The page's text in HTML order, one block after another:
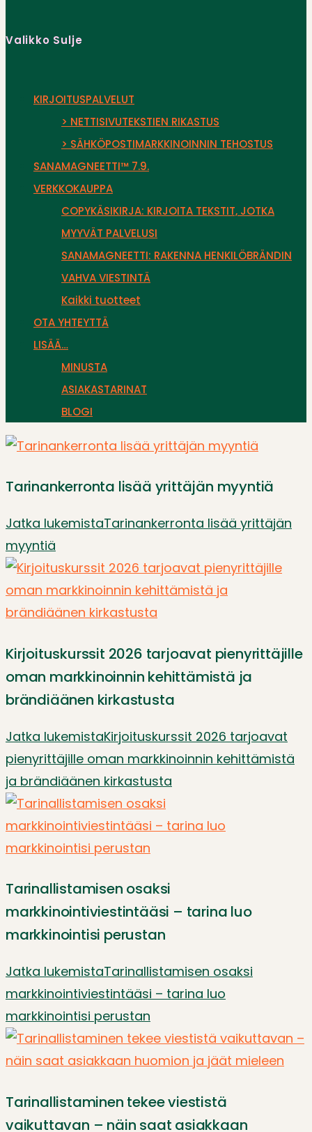
Valikko Sulje
KIRJOITUSPALVELUT
> NETTISIVUTEKSTIEN RIKASTUS
> SÄHKÖPOSTIMARKKINOINNIN TEHOSTUS
SANAMAGNEETTI™ 7.9.
VERKKOKAUPPA
COPYKÄSIKIRJA: KIRJOITA TEKSTIT, JOTKA
MYYVÄT PALVELUSI
SANAMAGNEETTI: RAKENNA HENKILÖBRÄNDIN
VAHVA VIESTINTÄ
Kaikki tuotteet
OTA YHTEYTTÄ
LISÄÄ…
MINUSTA
ASIAKASTARINAT
BLOGI
Tarinankerronta lisää yrittäjän myyntiä
Jatka lukemistaTarinankerronta lisää yrittäjän
myyntiä
Kirjoituskurssit 2026 tarjoavat pienyrittäjille
oman markkinoinnin kehittämistä ja
brändiäänen kirkastusta
Jatka lukemistaKirjoituskurssit 2026 tarjoavat
pienyrittäjille oman markkinoinnin kehittämistä
ja brändiäänen kirkastusta
Tarinallistamisen osaksi
markkinointiviestintääsi – tarina luo
markkinointisi perustan
Jatka lukemistaTarinallistamisen osaksi
markkinointiviestintääsi – tarina luo
markkinointisi perustan
Tarinallistaminen tekee viestistä
vaikuttavan – näin saat asiakkaan